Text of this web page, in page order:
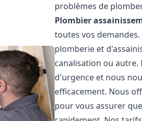
problèmes de
Plombier
toutes vos
plomberie et
canalisation ou
d'urgence et nous
efficacement. Nous
pour vous assurer